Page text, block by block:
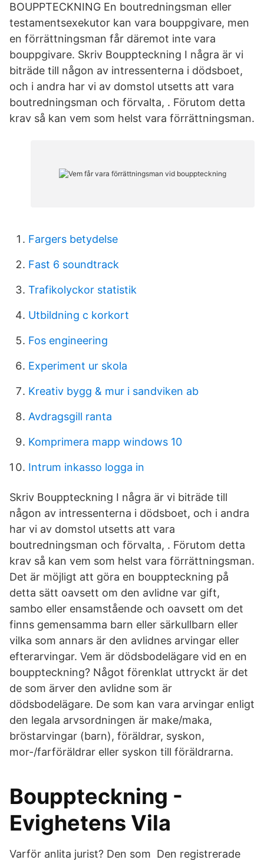
BOUPPTECKNING En boutredningsman eller
testamentsexekutor kan vara bouppgivare, men
en förrättningsman får däremot inte vara
bouppgivare. Skriv Bouppteckning I några är vi
biträde till någon av intressenterna i dödsboet,
och i andra har vi av domstol utsetts att vara
boutredningsman och förvalta, . Förutom detta
krav så kan vem som helst vara förrättningsman.
Fargers betydelse
Fast 6 soundtrack
Trafikolyckor statistik
Utbildning c korkort
Fos engineering
Experiment ur skola
Kreativ bygg & mur i sandviken ab
Avdragsgill ranta
Komprimera mapp windows 10
Intrum inkasso logga in
Skriv Bouppteckning I några är vi biträde till
någon av intressenterna i dödsboet, och i andra
har vi av domstol utsetts att vara
boutredningsman och förvalta, . Förutom detta
krav så kan vem som helst vara förrättningsman.
Det är möjligt att göra en bouppteckning på
detta sätt oavsett om den avlidne var gift,
sambo eller ensamstående och oavsett om det
finns gemensamma barn eller särkullbarn eller
vilka som annars är den avlidnes arvingar eller
efterarvingar. Vem är dödsbodelägare vid en en
bouppteckning? Något förenklat uttryckt är det
de som ärver den avlidne som är
dödsbodelägare. De som kan vara arvingar enligt
den legala arvsordningen är make/maka,
bröstarvingar (barn), föräldrar, syskon,
mor-/farföräldrar eller syskon till föräldrarna.
Bouppteckning -
Evighetens Vila
Varför anlita jurist? Den som Den registrerade